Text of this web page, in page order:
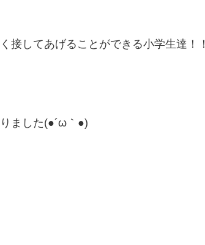
接してあげることができる小学生達！！
ました(●´ω｀●)